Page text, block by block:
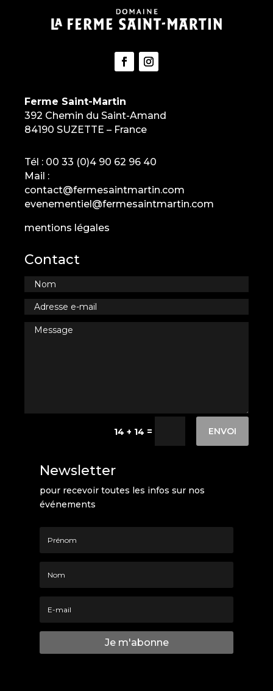
Ferme Saint-Martin
392 Chemin du Saint-Amand
84190 SUZETTE – France
Tél : 00 33 (0)4 90 62 96 40
Mail :
contact@fermesaintmartin.com
evenementiel@fermesaintmartin.com
mentions légales
Contact
14 + 14 = ENVOI
Newsletter
pour recevoir toutes les infos sur nos
événements
Je m'abonne